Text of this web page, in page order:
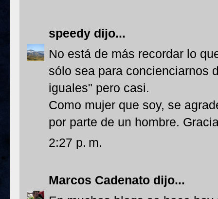
speedy dijo...
No está de más recordar lo
sólo sea para concienciarnos
iguales" pero casi.
Como mujer que soy, se
por parte de un hombre.
2:27 p. m.
Marcos Cadenato dijo...